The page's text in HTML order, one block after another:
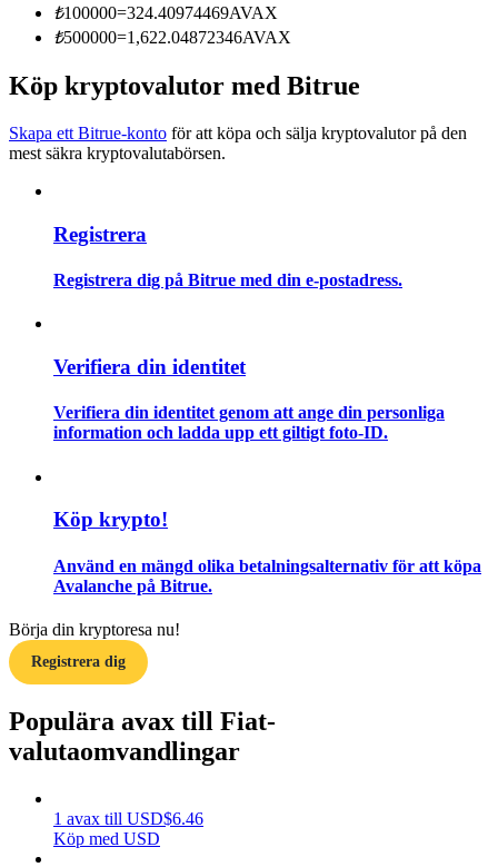
Handelsstrategier
Tjäna
₺100000=324.40974469AVAX
₺500000=1,622.04872346AVAX
Köp kryptovalutor med Bitrue
Skapa ett Bitrue-konto för att köpa och sälja kryptovalutor på den
mest säkra kryptovalutabörsen.
Registrera
Registrera dig på Bitrue med din e-postadress.
Verifiera din identitet
Verifiera din identitet genom att ange din personliga
information och ladda upp ett giltigt foto-ID.
Köp krypto!
Använd en mängd olika betalningsalternativ för att köpa
Avalanche på Bitrue.
Börja din kryptoresa nu!
Registrera dig
Populära avax till Fiat-
valutaomvandlingar
1 avax till USD$6.46
Köp med USD